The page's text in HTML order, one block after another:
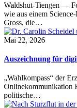
Waldshut-Tiengen —
wie aus einem
Gross, die…
Mai 22, 2026
Auszeichnung für
„Wahlkompass“ der
Onlinekommunikation
politische…